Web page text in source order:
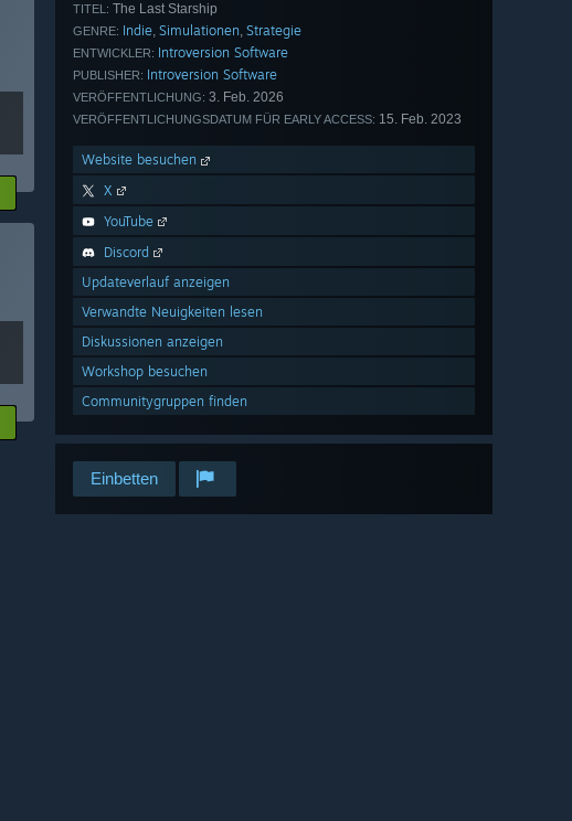
TITEL: The Last Starship
GENRE: Indie, Simulationen, Strategie
ENTWICKLER: Introversion Software
PUBLISHER: Introversion Software
VERÖFFENTLICHUNG: 3. Feb. 2026
VERÖFFENTLICHUNGSDATUM FÜR EARLY ACCESS: 15. Feb. 2023
Website besuchen
X
YouTube
Discord
Updateverlauf anzeigen
Verwandte Neuigkeiten lesen
Diskussionen anzeigen
Workshop besuchen
Communitygruppen finden
Einbetten